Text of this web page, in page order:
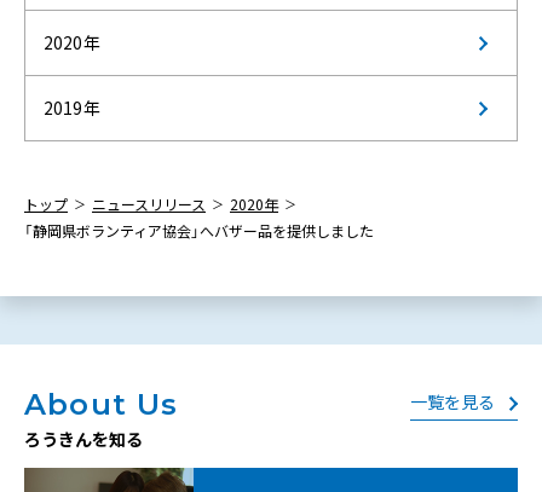
2020年
2019年
トップ ニュースリリース
2020年
「静岡県ボランティア協会」へバザー品を提供しました
About Us
ろうきんを知る
一覧を見る